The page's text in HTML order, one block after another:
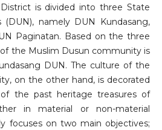
is divided into three State
(DUN), namely DUN Kundasang,
Paginatan. Based on the three
the Muslim Dusun community is
DUN. The culture of the
on the other hand, is decorated
the past heritage treasures of
in material or non-material
focuses on two main objectives;